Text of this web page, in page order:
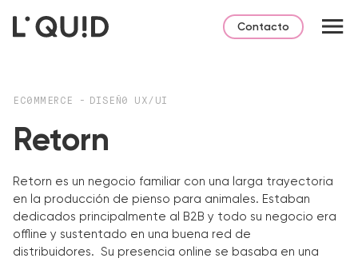
Contacto
EC0MMERCE - DISEÑ0 UX/UI
Retorn
Retorn es un negocio familiar con una larga trayectoria
en la producción de pienso para animales. Estaban
dedicados principalmente al B2B y todo su negocio era
offline y sustentado en una buena red de
distribuidores. Su presencia online se basaba en una